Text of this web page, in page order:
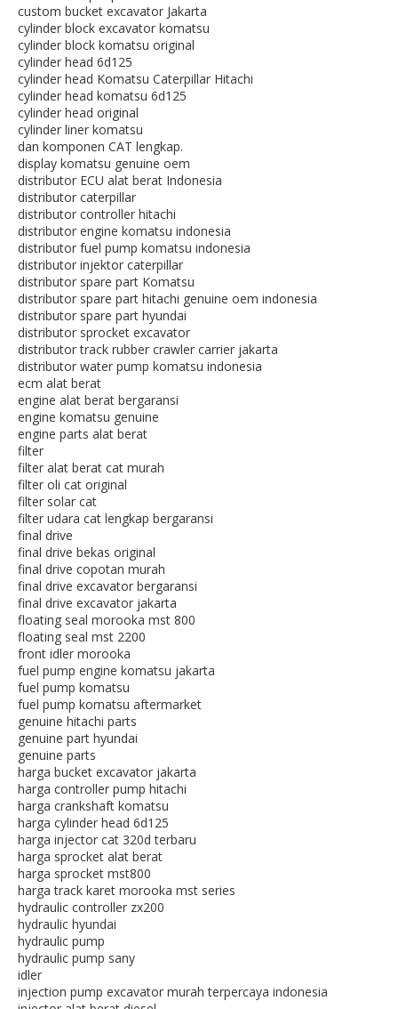
custom bucket excavator Jakarta
cylinder block excavator komatsu
cylinder block komatsu original
cylinder head 6d125
cylinder head Komatsu Caterpillar Hitachi
cylinder head komatsu 6d125
cylinder head original
cylinder liner komatsu
dan komponen CAT lengkap.
display komatsu genuine oem
distributor ECU alat berat Indonesia
distributor caterpillar
distributor controller hitachi
distributor engine komatsu indonesia
distributor fuel pump komatsu indonesia
distributor injektor caterpillar
distributor spare part Komatsu
distributor spare part hitachi genuine oem indonesia
distributor spare part hyundai
distributor sprocket excavator
distributor track rubber crawler carrier jakarta
distributor water pump komatsu indonesia
ecm alat berat
engine alat berat bergaransi
engine komatsu genuine
engine parts alat berat
filter
filter alat berat cat murah
filter oli cat original
filter solar cat
filter udara cat lengkap bergaransi
final drive
final drive bekas original
final drive copotan murah
final drive excavator bergaransi
final drive excavator jakarta
floating seal morooka mst 800
floating seal mst 2200
front idler morooka
fuel pump engine komatsu jakarta
fuel pump komatsu
fuel pump komatsu aftermarket
genuine hitachi parts
genuine part hyundai
genuine parts
harga bucket excavator jakarta
harga controller pump hitachi
harga crankshaft komatsu
harga cylinder head 6d125
harga injector cat 320d terbaru
harga sprocket alat berat
harga sprocket mst800
harga track karet morooka mst series
hydraulic controller zx200
hydraulic hyundai
hydraulic pump
hydraulic pump sany
idler
injection pump excavator murah terpercaya indonesia